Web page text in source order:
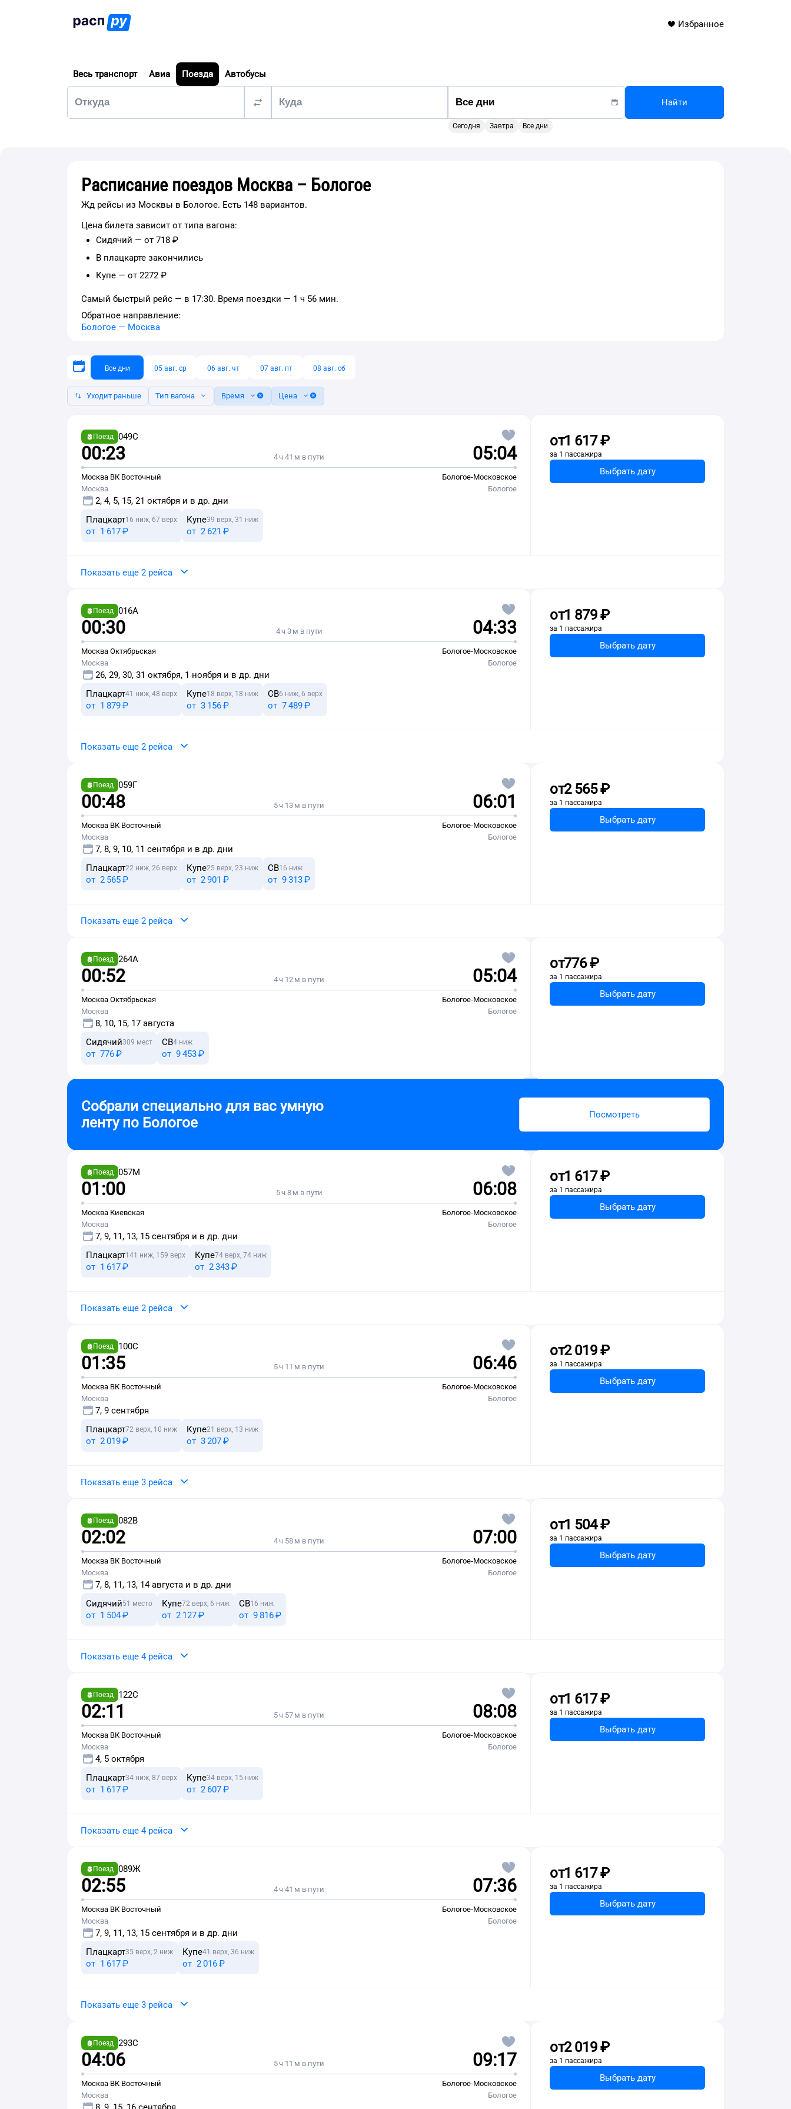
Избранное
Весь транспорт Авиа Поезда Автобусы
Сегодня Завтра Все дни
Найти
Расписание поездов Москва – Бологое
Жд рейсы из Москвы в Бологое. Есть 148 вариантов.
Цена билета зависит от типа вагона:
Сидячий — от 718 ₽
В плацкарте закончились
Купе — от 2272 ₽
Самый быстрый рейс — в 17:30. Время поездки — 1 ч 56 мин.
Обратное направление:
Бологое — Москва
Все дни 05 авг. ср 06 авг. чт 07 авг. пт 08 авг. сб
Уходит раньше Тип вагона Время Цена
Поезд 049С
00:23 4 ч 41 м в пути 05:04
Москва ВК Восточный
Москва
Бологое-Московское
Бологое
2, 4, 5, 15, 21 октября и в др. дни
Плацкарт16 ниж, 67 верх
от 1 ⁠617 ⁠₽
Купе39 верх, 31 ниж
от 2 ⁠621 ⁠₽
от1 ⁠617 ⁠₽
за 1 пассажира
Выбрать дату
Показать еще 2 рейса
Поезд 016А
00:30 4 ч 3 м в пути 04:33
Москва Октябрьская
Москва
Бологое-Московское
Бологое
26, 29, 30, 31 октября, 1 ноября и в др. дни
Плацкарт41 ниж, 48 верх
от 1 ⁠879 ⁠₽
Купе18 верх, 18 ниж
от 3 ⁠156 ⁠₽
СВ6 ниж, 6 верх
от 7 ⁠489 ⁠₽
от1 ⁠879 ⁠₽
за 1 пассажира
Выбрать дату
Показать еще 2 рейса
Поезд 059Г
00:48 5 ч 13 м в пути 06:01
Москва ВК Восточный
Москва
Бологое-Московское
Бологое
7, 8, 9, 10, 11 сентября и в др. дни
Плацкарт22 ниж, 26 верх
от 2 ⁠565 ⁠₽
Купе25 верх, 23 ниж
от 2 ⁠901 ⁠₽
СВ16 ниж
от 9 ⁠313 ⁠₽
от2 ⁠565 ⁠₽
за 1 пассажира
Выбрать дату
Показать еще 2 рейса
Поезд 264А
00:52 4 ч 12 м в пути 05:04
Москва Октябрьская
Москва
Бологое-Московское
Бологое
8, 10, 15, 17 августа
Сидячий309 мест
от 776 ⁠₽
СВ4 ниж
от 9 ⁠453 ⁠₽
от776 ⁠₽
за 1 пассажира
Выбрать дату
Собрали специально для вас умную
ленту по Бологое Посмотреть
Поезд 057М
01:00 5 ч 8 м в пути 06:08
Москва Киевская
Москва
Бологое-Московское
Бологое
7, 9, 11, 13, 15 сентября и в др. дни
Плацкарт141 ниж, 159 верх
от 1 ⁠617 ⁠₽
Купе74 верх, 74 ниж
от 2 ⁠343 ⁠₽
от1 ⁠617 ⁠₽
за 1 пассажира
Выбрать дату
Показать еще 2 рейса
Поезд 100С
01:35 5 ч 11 м в пути 06:46
Москва ВК Восточный
Москва
Бологое-Московское
Бологое
7, 9 сентября
Плацкарт72 верх, 10 ниж
от 2 ⁠019 ⁠₽
Купе21 верх, 13 ниж
от 3 ⁠207 ⁠₽
от2 ⁠019 ⁠₽
за 1 пассажира
Выбрать дату
Показать еще 3 рейса
Поезд 082В
02:02 4 ч 58 м в пути 07:00
Москва ВК Восточный
Москва
Бологое-Московское
Бологое
7, 8, 11, 13, 14 августа и в др. дни
Сидячий51 место
от 1 ⁠504 ⁠₽
Купе72 верх, 6 ниж
от 2 ⁠127 ⁠₽
СВ16 ниж
от 9 ⁠816 ⁠₽
от1 ⁠504 ⁠₽
за 1 пассажира
Выбрать дату
Показать еще 4 рейса
Поезд 122С
02:11 5 ч 57 м в пути 08:08
Москва ВК Восточный
Москва
Бологое-Московское
Бологое
4, 5 октября
Плацкарт34 ниж, 87 верх
от 1 ⁠617 ⁠₽
Купе34 верх, 15 ниж
от 2 ⁠607 ⁠₽
от1 ⁠617 ⁠₽
за 1 пассажира
Выбрать дату
Показать еще 4 рейса
Поезд 089Ж
02:55 4 ч 41 м в пути 07:36
Москва ВК Восточный
Москва
Бологое-Московское
Бологое
7, 9, 11, 13, 15 сентября и в др. дни
Плацкарт35 верх, 2 ниж
от 1 ⁠617 ⁠₽
Купе41 верх, 36 ниж
от 2 ⁠016 ⁠₽
от1 ⁠617 ⁠₽
за 1 пассажира
Выбрать дату
Показать еще 3 рейса
Поезд 293С
04:06 5 ч 11 м в пути 09:17
Москва ВК Восточный
Москва
Бологое-Московское
Бологое
от2 ⁠019 ⁠₽
за 1 пассажира
Выбрать дату